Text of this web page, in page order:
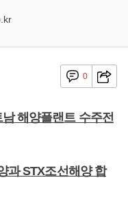
0
해양플랜트 수주전
과 STX조선해양 합